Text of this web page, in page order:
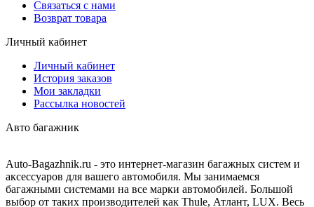
Связаться с нами
Возврат товара
Личный кабинет
Личный кабинет
История заказов
Мои закладки
Рассылка новостей
Авто багажник
Auto-Bagazhnik.ru - это интернет-магазин багажных систем и
аксессуаров для вашего автомобиля. Мы занимаемся
багажными системами на все марки автомобилей. Большой
выбор от таких производителей как Thule, Атлант, LUX. Весь